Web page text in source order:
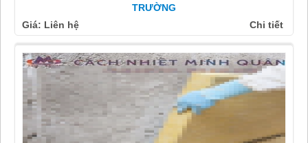
TRƯỜNG
Giá: Liên hệ
Chi tiết